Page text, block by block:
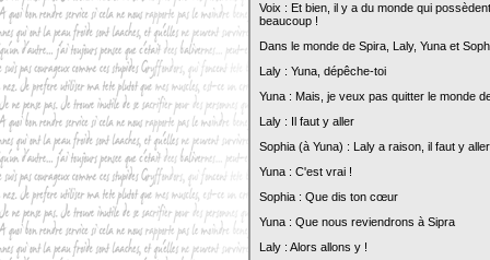
Voix : Et bien, il y a du monde qui
beaucoup !
Dans le monde de Spira, Laly, Yuna et
Laly : Yuna, dépêche-toi
Yuna : Mais, je veux pas quitter le monde
Laly : Il faut y aller
Sophia (à Yuna) : Laly a raison, il faut y
Yuna : C'est vrai !
Sophia : Que dis ton cœur
Yuna : Que nous reviendrons à Sipra
Laly : Alors allons y !